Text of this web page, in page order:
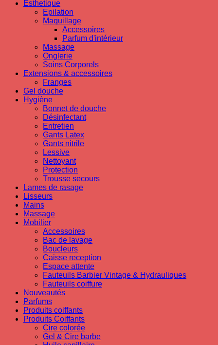
Esthetique
Epilation
Maquillage
Accessoires
Parfum d'intérieur
Massage
Onglerie
Soins Corporels
Extensions & accessoires
Franges
Gel douche
Hygiène
Bonnet de douche
Désinfectant
Entretien
Gants Latex
Gants nitrile
Lessive
Nettoyant
Protection
Trousse secours
Lames de rasage
Lisseurs
Mains
Massage
Mobilier
Accessoires
Bac de lavage
Boucleurs
Caisse reception
Espace attente
Fauteuils Barbier Vintage & Hydrauliques
Fauteuils coiffure
Nouveautés
Parfums
Produits coiffants
Produits Coiffants
Cire colorée
Gel & Cire barbe